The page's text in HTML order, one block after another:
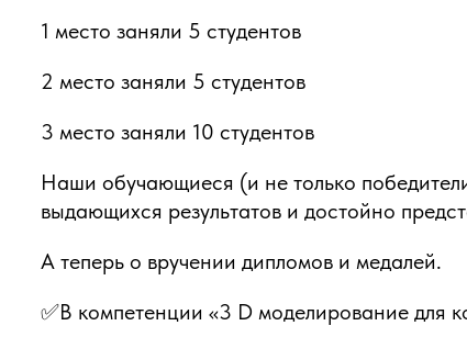
1 место заняли 5 студентов
2 место заняли 5 студентов
3 место заняли 10 студентов
Наши обучающиеся (и не только
выдающихся результатов и достойно
А теперь о вручении дипломов и медалей.
✅В компетенции «3 D моделирование для